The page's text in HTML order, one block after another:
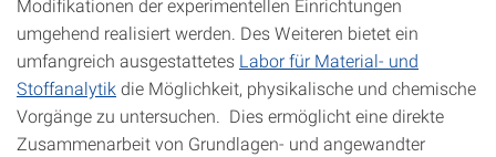
Modifikationen der experimentellen Einrichtungen
umgehend realisiert werden. Des Weiteren bietet ein
umfangreich ausgestattetes Labor für Material- und
Stoffanalytikdie Möglichkeit, physikalische und chemische
Vorgänge zu untersuchen. Dies ermöglicht eine direkte
Zusammenarbeit von Grundlagen- und angewandter